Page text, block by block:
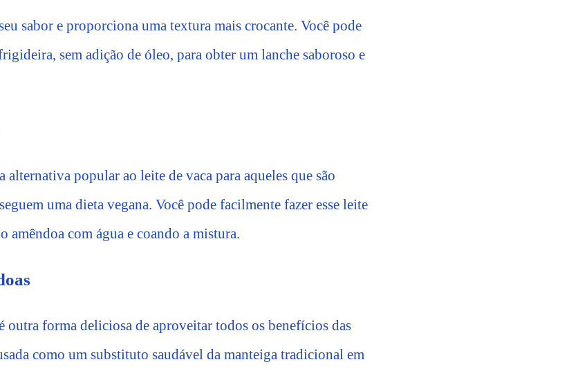
sabor e proporciona uma textura mais crocante. Você pode
sem adição de óleo, para obter um lanche saboroso e
alternativa popular ao leite de vaca para aqueles que são
uma dieta vegana. Você pode facilmente fazer esse leite
amêndoa com água e coando a mistura.
outra forma deliciosa de aproveitar todos os benefícios das
como um substituto saudável da manteiga tradicional em